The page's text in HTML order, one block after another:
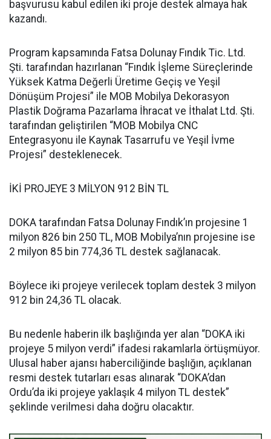
başvurusu kabul edilen iki proje destek almaya hak
kazandı.
Program kapsamında Fatsa Dolunay Fındık Tic. Ltd.
Şti. tarafından hazırlanan “Fındık İşleme Süreçlerinde
Yüksek Katma Değerli Üretime Geçiş ve Yeşil
Dönüşüm Projesi” ile MOB Mobilya Dekorasyon
Plastik Doğrama Pazarlama İhracat ve İthalat Ltd. Şti.
tarafından geliştirilen “MOB Mobilya CNC
Entegrasyonu ile Kaynak Tasarrufu ve Yeşil İvme
Projesi” desteklenecek.
İKİ PROJEYE 3 MİLYON 912 BİN TL
DOKA tarafından Fatsa Dolunay Fındık’ın projesine 1
milyon 826 bin 250 TL, MOB Mobilya’nın projesine ise
2 milyon 85 bin 774,36 TL destek sağlanacak.
Böylece iki projeye verilecek toplam destek 3 milyon
912 bin 24,36 TL olacak.
Bu nedenle haberin ilk başlığında yer alan “DOKA iki
projeye 5 milyon verdi” ifadesi rakamlarla örtüşmüyor.
Ulusal haber ajansı haberciliğinde başlığın, açıklanan
resmi destek tutarları esas alınarak “DOKA’dan
Ordu’da iki projeye yaklaşık 4 milyon TL destek”
şeklinde verilmesi daha doğru olacaktır.